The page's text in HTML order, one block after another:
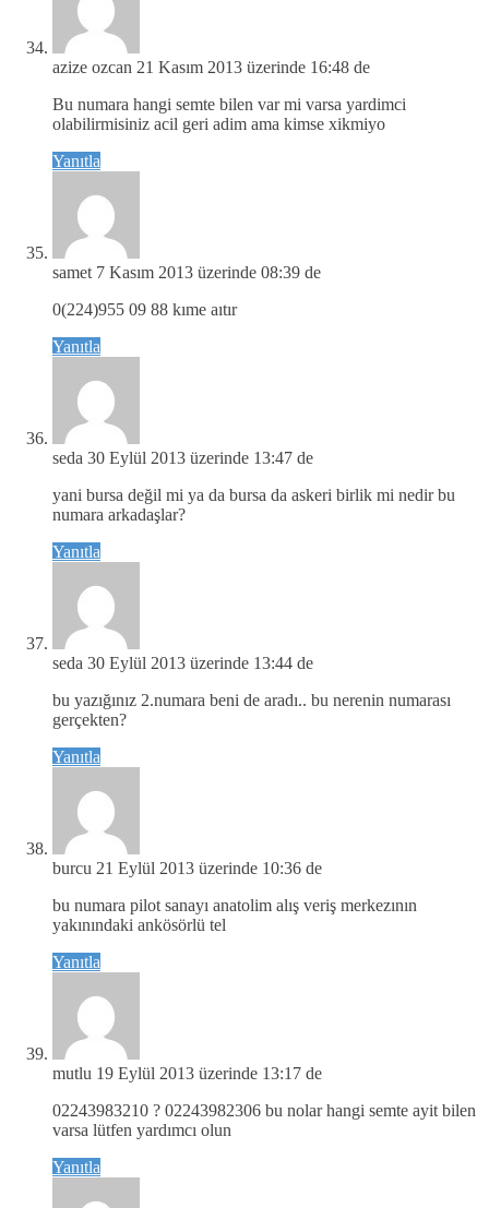
azize ozcan 21 Kasım 2013 üzerinde 16:48 de
Bu numara hangi semte bilen var mi varsa yardimci
olabilirmisiniz acil geri adim ama kimse xikmiyo
Yanıtla
samet 7 Kasım 2013 üzerinde 08:39 de
0(224)955 09 88 kıme aıtır
Yanıtla
seda 30 Eylül 2013 üzerinde 13:47 de
yani bursa değil mi ya da bursa da askeri birlik mi nedir bu
numara arkadaşlar?
Yanıtla
seda 30 Eylül 2013 üzerinde 13:44 de
bu yazığınız 2.numara beni de aradı.. bu nerenin numarası
gerçekten?
Yanıtla
burcu 21 Eylül 2013 üzerinde 10:36 de
bu numara pilot sanayı anatolim alış veriş merkezının
yakınındaki ankösörlü tel
Yanıtla
mutlu 19 Eylül 2013 üzerinde 13:17 de
02243983210 ? 02243982306 bu nolar hangi semte ayit bilen
varsa lütfen yardımcı olun
Yanıtla